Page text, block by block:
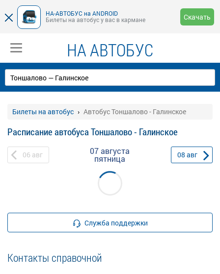
НА-АВТОБУС на ANDROID
Билеты на автобус у вас в кармане
Скачать
НА АВТОБУС
Билеты на автобус Автобус Тоншалово - Галинское
Расписание автобуса Тоншалово - Галинское
06 авг 07 августа
пятница 08 авг
Служба поддержки
Контакты справочной